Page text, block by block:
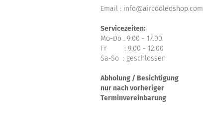
Email : info@aircooledshop.com
Servicezeiten:
Mo-Do : 9.00 - 17.00
Fr : 9.00 - 12.00
Sa-So : geschlossen
Abholung / Besichtigung
nur nach vorheriger
Terminvereinbarung